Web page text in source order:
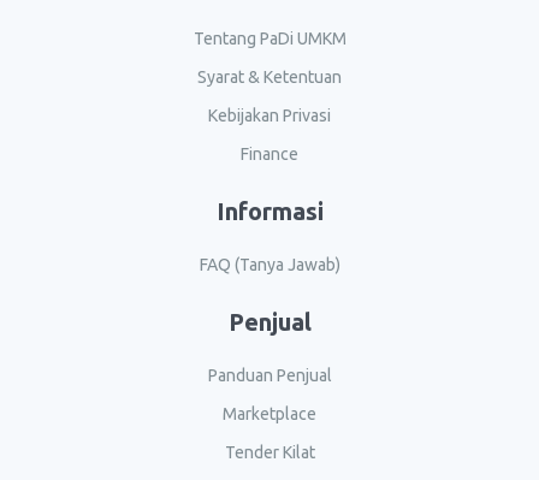
Tentang PaDi UMKM
Syarat & Ketentuan
Kebijakan Privasi
Finance
Informasi
FAQ (Tanya Jawab)
Penjual
Panduan Penjual
Marketplace
Tender Kilat